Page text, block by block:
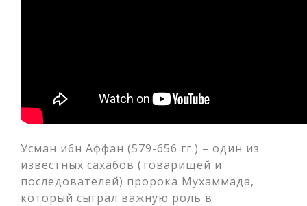
Усман ибн Аффан (579-656 гг.) – один из
известных сахабов (товарищей и
последователей) пророка Мухаммада,
который сыграл важную роль в